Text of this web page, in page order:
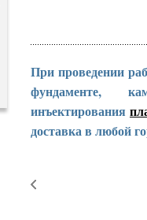
При проведении
фундаменте,
инъектирования
доставка в любой